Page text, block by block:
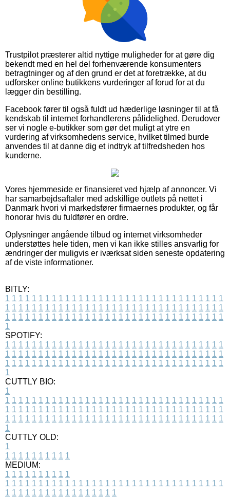
Trustpilot præsterer altid nyttige muligheder for at gøre dig
bekendt med en hel del forhenværende konsumenters
betragtninger og af den grund er det at foretrække, at du
udforsker online butikkens vurderinger af forud for at du
lægger din bestilling.
Facebook fører til også fuldt ud hæderlige løsninger til at få
kendskab til internet forhandlerens pålidelighed. Derudover
ser vi nogle e-butikker som gør det muligt at ytre en
vurdering af virksomhedens service, hvilket tilmed burde
anvendes til at danne dig et indtryk af tilfredsheden hos
kunderne.
Vores hjemmeside er finansieret ved hjælp af annoncer. Vi
har samarbejdsaftaler med adskillige outlets på nettet i
Danmark hvori vi markedsfører firmaernes produkter, og får
honorar hvis du fuldfører en ordre.
Oplysninger angående tilbud og internet virksomheder
understøttes hele tiden, men vi kan ikke stilles ansvarlig for
ændringer der muligvis er iværksat siden seneste opdatering
af de viste informationer.
BITLY:
1 1 1 1 1 1 1 1 1 1 1 1 1 1 1 1 1 1 1 1 1 1 1 1 1 1 1 1 1 1 1 1 1
1 1 1 1 1 1 1 1 1 1 1 1 1 1 1 1 1 1 1 1 1 1 1 1 1 1 1 1 1 1 1 1 1
1 1 1 1 1 1 1 1 1 1 1 1 1 1 1 1 1 1 1 1 1 1 1 1 1 1 1 1 1 1 1 1 1
1
SPOTIFY:
1 1 1 1 1 1 1 1 1 1 1 1 1 1 1 1 1 1 1 1 1 1 1 1 1 1 1 1 1 1 1 1 1
1 1 1 1 1 1 1 1 1 1 1 1 1 1 1 1 1 1 1 1 1 1 1 1 1 1 1 1 1 1 1 1 1
1 1 1 1 1 1 1 1 1 1 1 1 1 1 1 1 1 1 1 1 1 1 1 1 1 1 1 1 1 1 1 1 1
1
CUTTLY BIO:
1
1 1 1 1 1 1 1 1 1 1 1 1 1 1 1 1 1 1 1 1 1 1 1 1 1 1 1 1 1 1 1 1 1
1 1 1 1 1 1 1 1 1 1 1 1 1 1 1 1 1 1 1 1 1 1 1 1 1 1 1 1 1 1 1 1 1
1 1 1 1 1 1 1 1 1 1 1 1 1 1 1 1 1 1 1 1 1 1 1 1 1 1 1 1 1 1 1 1 1
1
CUTTLY OLD:
1
1 1 1 1 1 1 1 1 1 1
MEDIUM:
1 1 1 1 1 1 1 1 1 1
1 1 1 1 1 1 1 1 1 1 1 1 1 1 1 1 1 1 1 1 1 1 1 1 1 1 1 1 1 1 1 1 1
1 1 1 1 1 1 1 1 1 1 1 1 1 1 1 1 1